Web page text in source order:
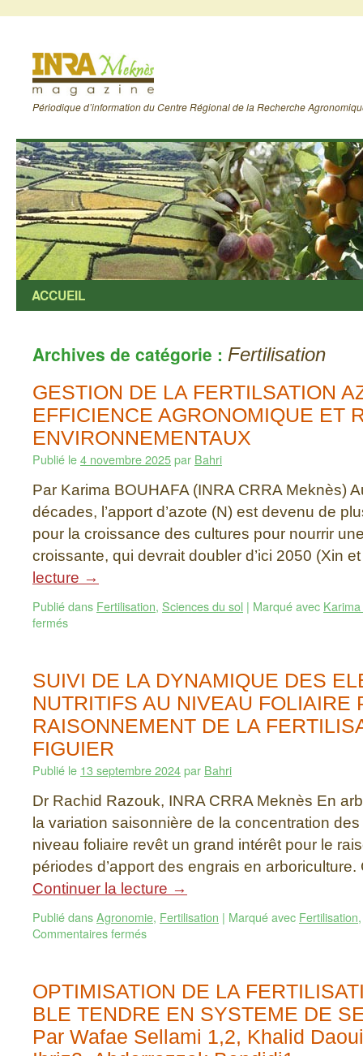
Périodique d’information du Centre Régional de la Recherche
ACCUEIL
Archives de catégorie : Fertilisation
GESTION DE LA FERTILSATION
EFFICIENCE AGRONOMIQUE ET
ENVIRONNEMENTAUX
Publié le4 novembre 2025par Bahri
Par Karima BOUHAFA (INRA CRRA Meknès)
décades, l’apport d’azote (N) est devenu de
pour la croissance des cultures pour nourrir
croissante, qui devrait doubler d’ici 2050 (Xin
lecture →
Publié dans Fertilisation, Sciences du sol | Marqué avec
fermés
SUIVI DE LA DYNAMIQUE DES
NUTRITIFS AU NIVEAU FOLIAIRE
RAISONNEMENT DE LA
FIGUIER
Publié le 13 septembre 2024par Bahri
Dr Rachid Razouk, INRA CRRA Meknès En
la variation saisonnière de la concentration
niveau foliaire revêt un grand intérêt pour le
périodes d’apport des engrais en
Continuer la lecture →
Publié dansAgronomie, Fertilisation | Marqué avec Fertilisation
Commentaires fermés
OPTIMISATION DE LA
BLE TENDRE EN SYSTEME DE
Par Wafae Sellami 1,2, Khalid